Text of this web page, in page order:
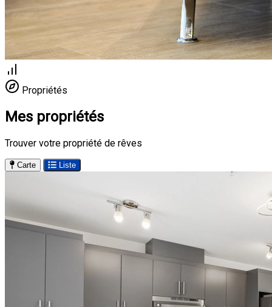
Propriétés
Mes propriétés
Trouver votre propriété de rêves
Carte Liste